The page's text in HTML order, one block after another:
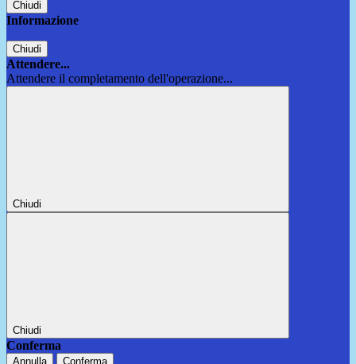
Chiudi
Informazione
Chiudi
Attendere...
Attendere il completamento dell'operazione...
Chiudi
Chiudi
Conferma
Annulla Conferma